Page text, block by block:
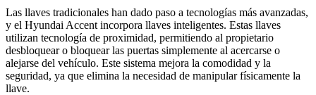
Las llaves tradicionales han dado paso a tecnologías más avanzadas,
y el Hyundai Accent incorpora llaves inteligentes. Estas llaves
utilizan tecnología de proximidad, permitiendo al propietario
desbloquear o bloquear las puertas simplemente al acercarse o
alejarse del vehículo. Este sistema mejora la comodidad y la
seguridad, ya que elimina la necesidad de manipular físicamente la
llave.